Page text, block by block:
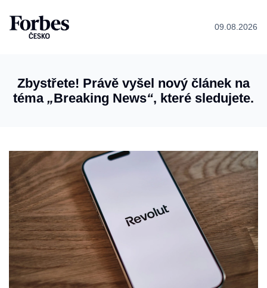
09.08.2026
Zbystřete! Právě vyšel nový článek na
téma „Breaking News“, které sledujete.